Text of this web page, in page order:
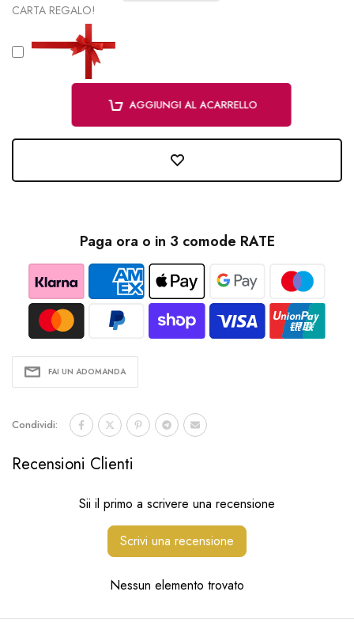
CARTA REGALO!
AGGIUNGI AL ACARRELLO
Paga ora o in 3 comode RATE
FAI UN ADOMANDA
Condividi:
Recensioni Clienti
Sii il primo a scrivere una recensione
Scrivi una recensione
Nessun elemento trovato